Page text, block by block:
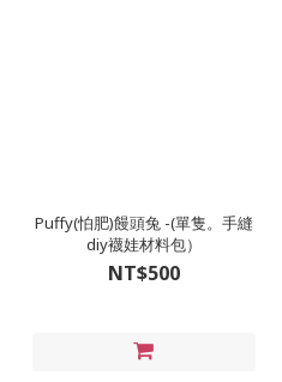
Puffy(怕肥)饅頭兔 -(單隻。手縫
diy襪娃材料包）
NT$500